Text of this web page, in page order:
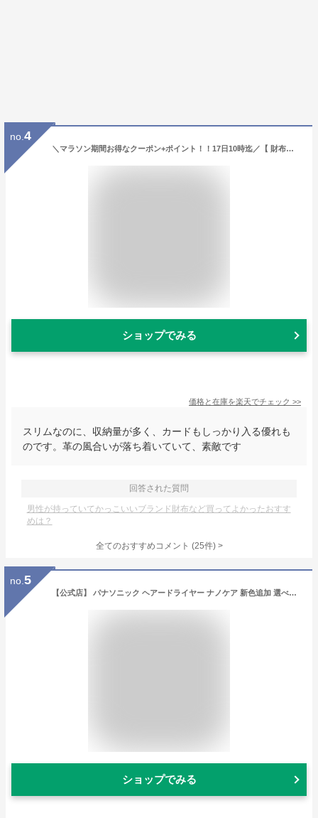
no. 4
＼マラソン期間お得なクーポン+ポイント！！17日10時迄／【 財布を開かず小銭が出せる】《ランキング1位受賞！》スリム ブライドルレザー 二つ折り財布 メンズ 本革 GRACIA グラシア 大容量 BOX型小銭入れ 二つ折り 財布 プレゼント 人気 新生活 革 サイフ ギフト 送料無料
ショップでみる
価格と在庫を楽天でチェック >>
スリムなのに、収納量が多く、カードもしっかり入る優れも
のです。革の風合いが落ち着いていて、素敵です
回答された質問
男性が持っていてかっこいいブランド財布など買ってよかったおすす
めは？
全てのおすすめコメント (25件) >
no. 5
【公式店】 パナソニック ヘアードライヤー ナノケア 新色追加 選べる2色 EH-NC50 無料ギフトラッピング nanocare ULTIMATE ナノイー イオン 速乾 温冷リズム 毛先集中ケア スカルプ スキン 髪質 送料無料 クリスマス
ショップでみる